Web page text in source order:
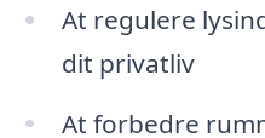
At regulere
dit privatliv
At forbedre